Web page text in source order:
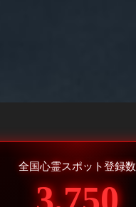
全国心霊スポット登録数